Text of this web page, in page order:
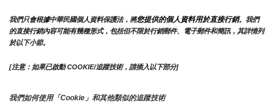
我們只會根據中華民國個人資料保護法，將您提供的個人資料用於直接行銷。我們
的直接行銷內容可能有幾種形式，包括但不限於行銷郵件、電子郵件和簡訊，其詳情列
於以下小節。
[注意：如果已啟動 COOKIE/追蹤技術，請插入以下部分]
我們如何使用「Cookie」和其他類似的追蹤技術